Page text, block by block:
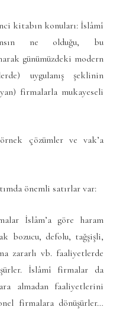
kitabın konuları: İslâmî
ne olduğu, bu
günümüzdeki modern
uygulanış şeklinin
firmalarla mukayeseli
çözümler ve vak’a
önemli satırlar var:
İslâm’a göre haram
bozucu, defolu, tağşişli,
zararlı vb. faaliyetlerde
İslâmî firmalar da
almadan faaliyetlerini
firmalara dönüşürler…